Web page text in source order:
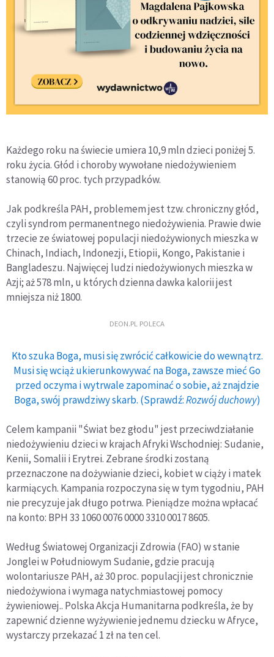
Każdego roku na świecie umiera 10,9 mln dzieci poniżej 5.
roku życia. Głód i choroby wywołane niedożywieniem
stanowią 60 proc. tych przypadków.
Jak podkreśla PAH, problemem jest tzw. chroniczny głód,
czyli syndrom permanentnego niedożywienia. Prawie dwie
trzecie ze światowej populacji niedożywionych mieszka w
Chinach, Indiach, Indonezji, Etiopii, Kongo, Pakistanie i
Bangladeszu. Najwięcej ludzi niedożywionych mieszka w
Azji; aż 578 mln, u których dzienna dawka kalorii jest
mniejsza niż 1800.
DEON.PL POLECA
Kto szuka Boga, musi się zwrócić całkowicie do wewnątrz.
Musi się wciąż ukierunkowywać na Boga, zawsze mieć Go
przed oczyma i wytrwale zapominać o sobie, aż znajdzie
Boga, swój prawdziwy skarb. (Sprawdź:Rozwój duchowy)
Celem kampanii "Świat bez głodu" jest przeciwdziałanie
niedożywieniu dzieci w krajach Afryki Wschodniej: Sudanie,
Kenii, Somalii i Erytrei. Zebrane środki zostaną
przeznaczone na dożywianie dzieci, kobiet w ciąży i matek
karmiących. Kampania rozpoczyna się w tym tygodniu, PAH
nie precyzuje jak długo potrwa. Pieniądze można wpłacać
na konto: BPH 33 1060 0076 0000 3310 0017 8605.
Według Światowej Organizacji Zdrowia (FAO) w stanie
Jonglei w Południowym Sudanie, gdzie pracują
wolontariusze PAH, aż 30 proc. populacji jest chronicznie
niedożywiona i wymaga natychmiastowej pomocy
żywieniowej.. Polska Akcja Humanitarna podkreśla, że by
zapewnić dzienne wyżywienie jednemu dziecku w Afryce,
wystarczy przekazać 1 zł na ten cel.